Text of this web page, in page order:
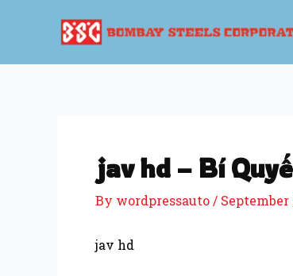
jav hd – Bí
By wordpressauto / September
jav hd
navigation